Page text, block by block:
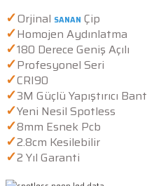
✓Orjinal SANAN Çip
✓Homojen Aydınlatma
✓180 Derece Geniş Açılı
✓Profesyonel Seri
✓CRI90
✓3M Güçlü Yapıştırıcı Bant
✓Yeni Nesil Spotless
✓8mm Esnek Pcb
✓2.8cm Kesilebilir
✓2 Yıl Garanti